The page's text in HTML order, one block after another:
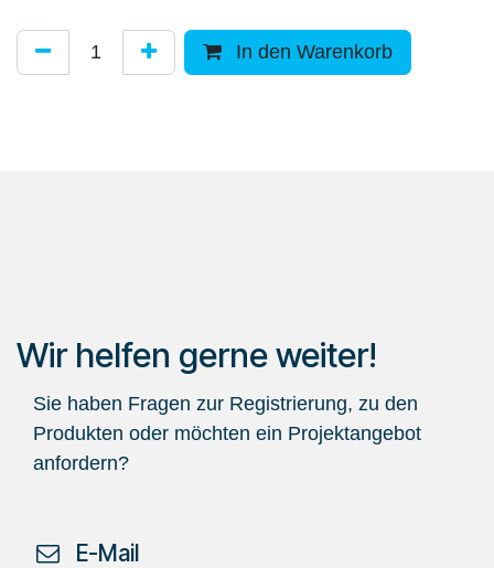
In den Warenkorb
Wir helfen gerne weiter!
Sie haben Fragen zur Registrierung, zu den
Produkten oder möchten ein Projektangebot
anfordern?
​ E-Mail